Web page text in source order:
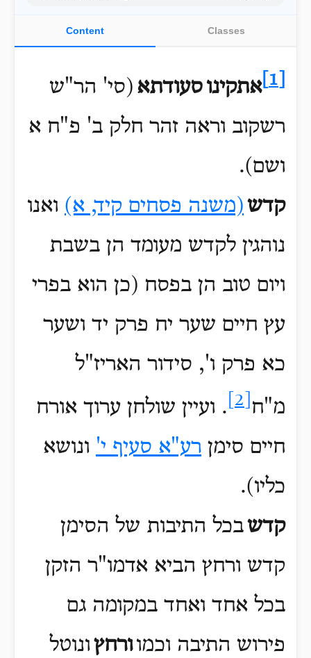
Content Classes
אתקינוסעודתא (סי' הר"ש
רשקוב וראה זהר חלק ב' פ"ח א
ושם).
קדש(משנה פסחים קיד, א) ואנו
נוהגין לקדש מעומד הן בשבת
ויום טוב הן בפסח (כן הוא בפרי
עץ חיים שער יח פרק יד ושער
כא פרק ו', סידור האריז"ל
מ"ח
. ועיין שולחן ערוך אורח
חיים סימן רע"א סעיף י' ונושא
כליו).
קדשבכל התיבות של הסימן
קדש ורחץ הביא אדמו"ר הזקן
בכל אחד ואחד במקומה גם
פירוש התיבה וכמוורחץונוטל